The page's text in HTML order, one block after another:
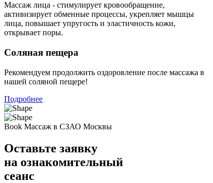
Массаж лица - стимулирует кровообращение,
активизирует обменные процессы, укрепляет мышцы
лица, повышает упругость и эластичность кожи,
открывает поры.
Соляная пещера
Рекомендуем продолжить оздоровление после массажа в
нашей соляной пещере!
Подробнее
Book Массаж в СЗАО Москвы
Оставьте заявку
на ознакомительный
сеанс